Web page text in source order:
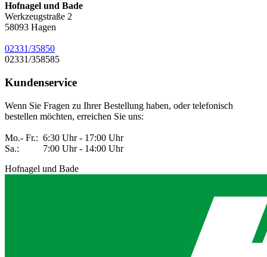
Hofnagel und Bade
Werkzeugstraße 2
58093 Hagen
02331/35850
02331/358585
Kundenservice
Wenn Sie Fragen zu Ihrer Bestellung haben, oder telefonisch
bestellen möchten, erreichen Sie uns:
Mo.- Fr.: 6:30 Uhr - 17:00 Uhr
Sa.: 7:00 Uhr - 14:00 Uhr
Hofnagel und Bade